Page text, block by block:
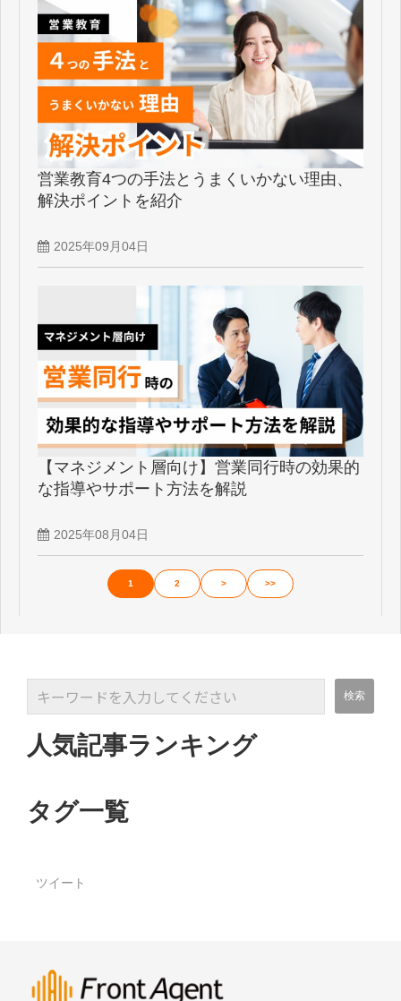
営業教育4つの手法とうまくいかない理由、
解決ポイントを紹介
2025年09月04日
【マネジメント層向け】営業同行時の効果的
な指導やサポート方法を解説
2025年08月04日
1 2 > >>
人気記事ランキング
タグ一覧
ツイート